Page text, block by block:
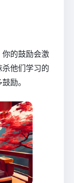
的鼓励会激
他们学习的
励。